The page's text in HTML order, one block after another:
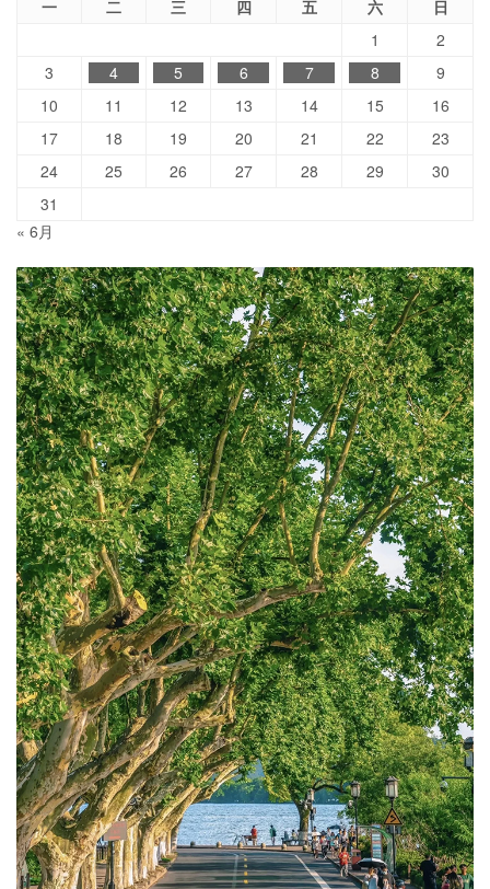
一 二 三 四 五 六
日
1
2
3
4 5 6 7 8
9
10
11 12 13 14 15
16
17
18 19 20 21 22
23
24
25 26 27 28 29
30
31
« 6月